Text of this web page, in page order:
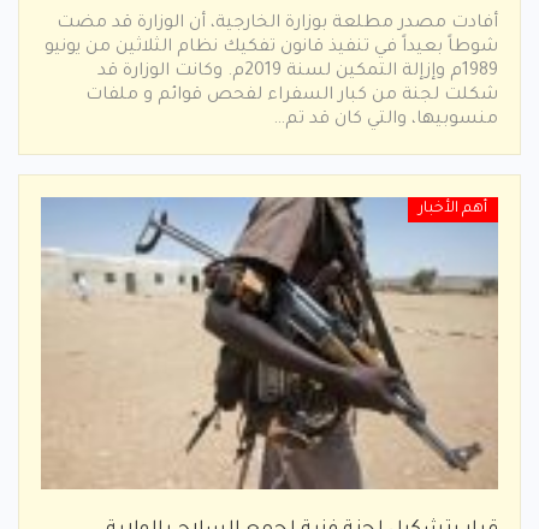
أفادت مصدر مطلعة بوزارة الخارجية، أن الوزارة قد مضت
شوطاً بعيداً في تنفيذ قانون تفكيك نظام الثلاثين من يونيو
1989م وإزإلة التمكين لسنة 2019م. وكانت الوزارة قد
شكلت لجنة من كبار السفراء لفحص قوائم و ملفات
منسوبيها، والتي كان قد تم…
أهم الأخبار